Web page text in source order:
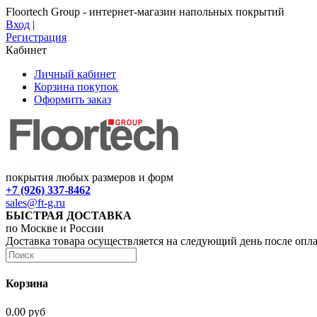
Floortech Group - интернет-магазин напольных покрытий
Вход |
Регистрация
Кабинет
Личный кабинет
Корзина покупок
Оформить заказ
покрытия любых размеров и форм
+7 (926) 337-8462
sales@ft-g.ru
БЫСТРАЯ ДОСТАВКА
по Москве и России
Доставка товара осуществляется на следующий день после
Корзина
0.00 руб